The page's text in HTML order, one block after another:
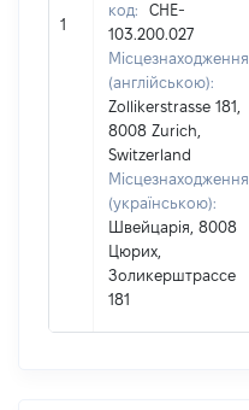
1
код:
CHE-
103.200.027
Місцезнаходження
(англійською):
Zollikerstrasse 181,
8008 Zurich,
Switzerland
Місцезнаходження
(українською):
Швейцарія, 8008
Цюрих,
Золикерштрассе
181